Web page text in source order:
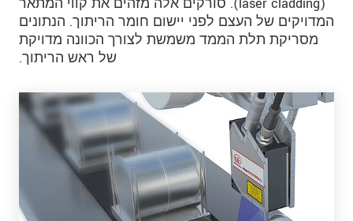
(laser cladding). סורקים אלה מזהים את קווי המתאר
המדויקים של העצם לפני יישום חומר הריתוך. הנתונים
מסריקת תלת הממד משמשת לצורך הכוונה מדויקת
של ראש הריתוך.